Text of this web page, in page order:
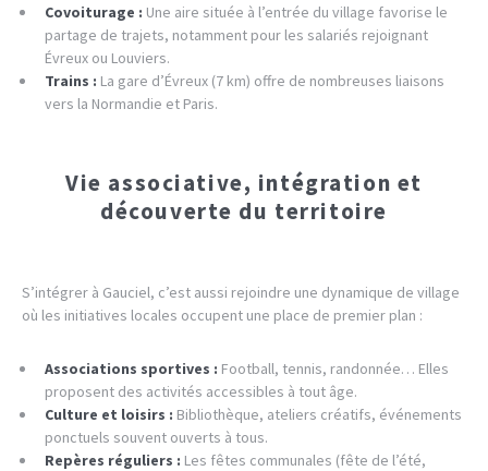
Covoiturage : Une aire située à l’entrée du village favorise le
partage de trajets, notamment pour les salariés rejoignant
Évreux ou Louviers.
Trains : La gare d’Évreux (7 km) offre de nombreuses liaisons
vers la Normandie et Paris.
Vie associative, intégration et
découverte du territoire
S’intégrer à Gauciel, c’est aussi rejoindre une dynamique de village
où les initiatives locales occupent une place de premier plan :
Associations sportives : Football, tennis, randonnée… Elles
proposent des activités accessibles à tout âge.
Culture et loisirs : Bibliothèque, ateliers créatifs, événements
ponctuels souvent ouverts à tous.
Repères réguliers : Les fêtes communales (fête de l’été,